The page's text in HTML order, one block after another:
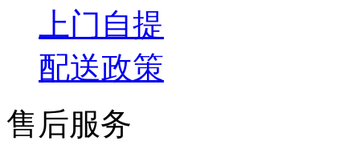
上门自提
配送政策
售后服务